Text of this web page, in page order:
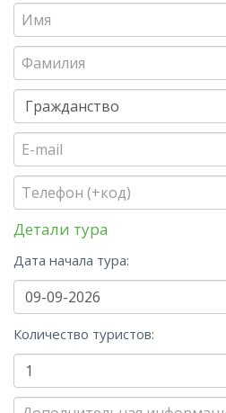
Детали тура
Дата начала тура:
Количество туристов: